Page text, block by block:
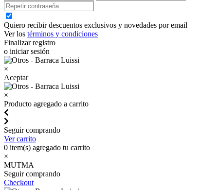
Quiero recibir descuentos exclusivos y novedades por email
Ver los términos y condiciones
Finalizar registro
o iniciar sesión
×
Aceptar
×
Producto agregado a carrito
Seguir comprando
Ver carrito
0 item(s) agregado tu carrito
×
MUTMA
Seguir comprando
Checkout